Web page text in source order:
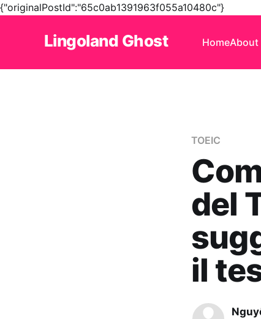
{"originalPostId":"65c0ab1391963f055a10480c"}
Lingoland Ghost HomeAbout
TOEIC
del
il